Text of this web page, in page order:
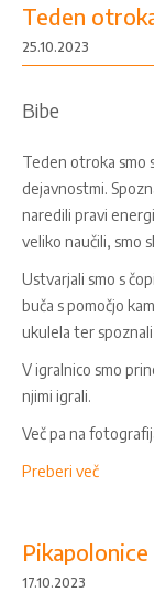
Teden
25.10.2023
Bibe
Teden otroka smo
dejavnostmi.
naredili pravi
veliko naučili, smo
Ustvarjali smo s
buča s pomočjo
ukulela ter
V igralnico smo
njimi igrali.
Več pa na
Preberi več
Pikapolonice
17.10.2023